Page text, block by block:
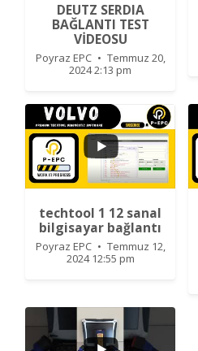
...
0 0
DEUTZ SERDIA
BAĞLANTI TEST
VİDEOSU
Poyraz EPC
Temmuz 20,
2024 2:13 pm
0
techtool 1 12 sanal
bilgisayar bağlantı
Poyraz EPC
Temmuz 12,
2024 12:55 pm